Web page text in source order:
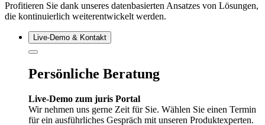
Profitieren Sie dank unseres datenbasierten Ansatzes von Lösungen,
die kontinuierlich weiterentwickelt werden.
Live‑Demo & Kontakt
Persönliche Beratung
Live-Demo zum juris Portal
Wir nehmen uns gerne Zeit für Sie. Wählen Sie einen Termin
für ein ausführliches Gespräch mit unseren Produktexperten.